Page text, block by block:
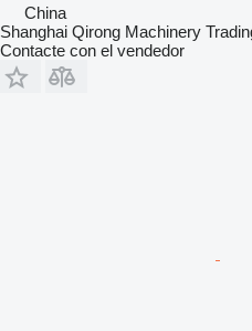
China
Shanghai Qirong Machinery
Contacte con el vendedor